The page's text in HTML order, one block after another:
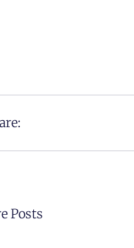
Posts